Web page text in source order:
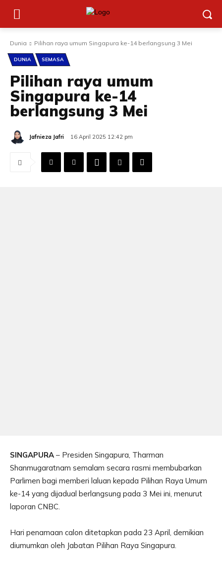
Dunia Pilihan raya umum Singapura ke-14 berlangsung 3 Mei
DUNIA SEMASA
Pilihan raya umum
Singapura ke-14
berlangsung 3 Mei
Jafnieza Jafri 16 April 2025 12:42 pm
SINGAPURA – Presiden Singapura, Tharman
Shanmugaratnam semalam secara rasmi membubarkan
Parlimen bagi memberi laluan kepada Pilihan Raya Umum
ke-14 yang dijadual berlangsung pada 3 Mei ini, menurut
laporan CNBC.
Hari penamaan calon ditetapkan pada 23 April, demikian
diumumkan oleh Jabatan Pilihan Raya Singapura.